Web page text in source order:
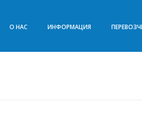
О НАС ИНФОРМАЦИЯ